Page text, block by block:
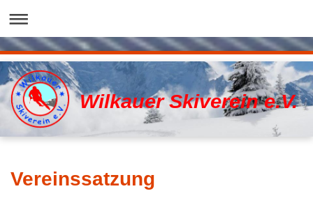
Wilkauer Skiverein e.V.
Vereinssatzung